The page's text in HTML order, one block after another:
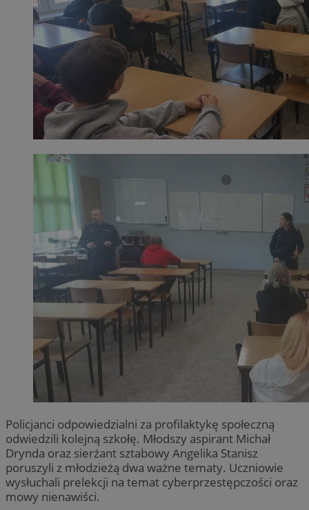
Policjanci odpowiedzialni za profilaktykę społeczną
odwiedzili kolejną szkołę. Młodszy aspirant Michał
Drynda oraz sierżant sztabowy Angelika Stanisz
poruszyli z młodzieżą dwa ważne tematy. Uczniowie
wysłuchali prelekcji na temat cyberprzestępczości oraz
mowy nienawiści.